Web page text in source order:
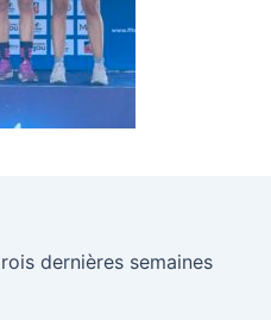
dernières semaines